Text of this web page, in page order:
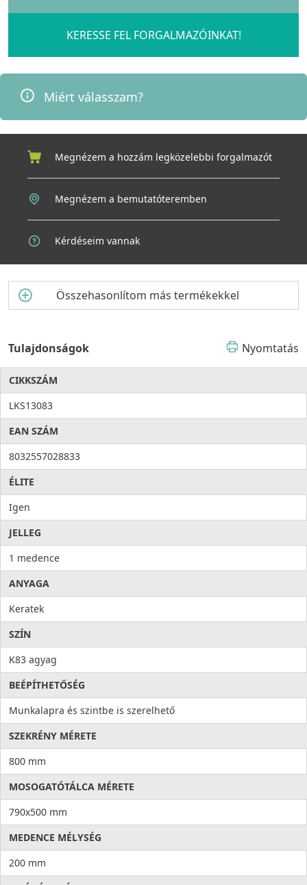
KERESSE FEL FORGALMAZÓINKAT!
Miért válasszam?
Megnézem a hozzám legközelebbi forgalmazót
Megnézem a bemutatóteremben
Kérdéseim vannak
Összehasonlítom más termékekkel
Tulajdonságok Nyomtatás
CIKKSZÁM
LKS13083
EAN SZÁM
8032557028833
ÉLITE
Igen
JELLEG
1 medence
ANYAGA
Keratek
SZÍN
K83 agyag
BEÉPÍTHETŐSÉG
Munkalapra és szintbe is szerelhető
SZEKRÉNY MÉRETE
800 mm
MOSOGATÓTÁLCA MÉRETE
790x500 mm
MEDENCE MÉLYSÉG
200 mm